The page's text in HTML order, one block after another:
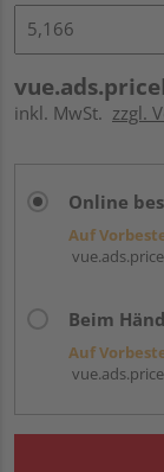
inkl. MwSt. zzgl.
Online
Auf
Beim
Auf